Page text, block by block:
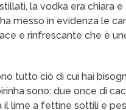
la vodka era chiara e
messo in evidenza le
e rinfrescante che è
tutto ciò di cui hai
sono: due once di
il lime a fettine sottili e